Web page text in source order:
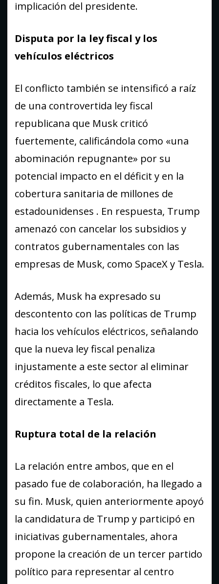
implicación del presidente.
Disputa por la ley fiscal y los
vehículos eléctricos
El conflicto también se intensificó a raíz
de una controvertida ley fiscal
republicana que Musk criticó
fuertemente, calificándola como «una
abominación repugnante» por su
potencial impacto en el déficit y en la
cobertura sanitaria de millones de
estadounidenses . En respuesta, Trump
amenazó con cancelar los subsidios y
contratos gubernamentales con las
empresas de Musk, como SpaceX y Tesla.
Además, Musk ha expresado su
descontento con las políticas de Trump
hacia los vehículos eléctricos, señalando
que la nueva ley fiscal penaliza
injustamente a este sector al eliminar
créditos fiscales, lo que afecta
directamente a Tesla.
Ruptura total de la relación
La relación entre ambos, que en el
pasado fue de colaboración, ha llegado a
su fin. Musk, quien anteriormente apoyó
la candidatura de Trump y participó en
iniciativas gubernamentales, ahora
propone la creación de un tercer partido
político para representar al centro